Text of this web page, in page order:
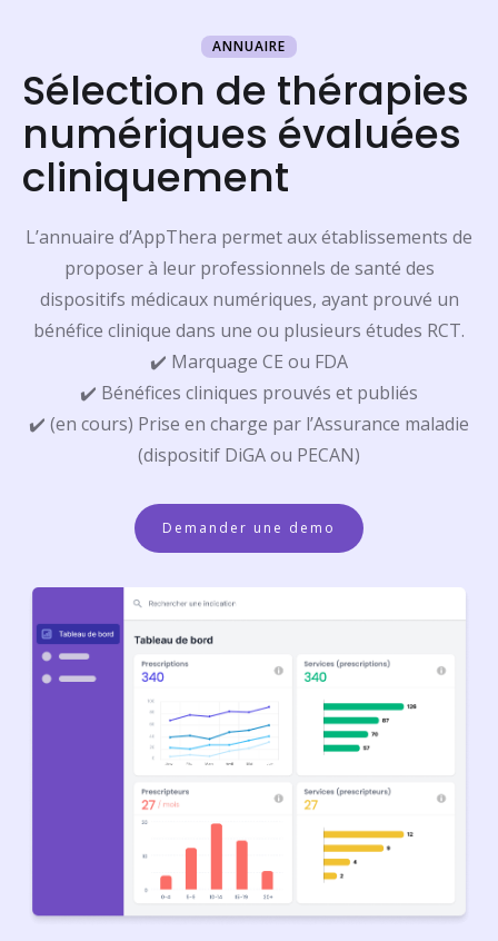
ANNUAIRE
Sélection de thérapies
numériques évaluées
cliniquement
L’annuaire d’AppThera permet aux établissements de
proposer à leur professionnels de santé des
dispositifs médicaux numériques, ayant prouvé un
bénéfice clinique dans une ou plusieurs études RCT.
✔️ Marquage CE ou FDA
✔️ Bénéfices cliniques prouvés et publiés
✔️ (en cours) Prise en charge par l’Assurance maladie
(dispositif DiGA ou PECAN)
Demander une demo